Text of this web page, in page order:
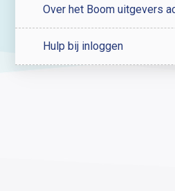
Over het Boom uitgevers
Hulp bij inloggen